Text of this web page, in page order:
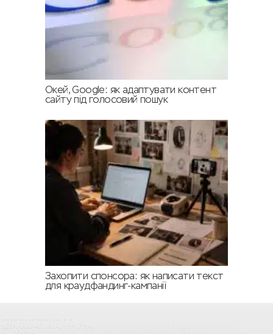
Окей, Google: як адаптувати контент
сайту під голосовий пошук
Захопити спонсора: як написати текст
для краудфандинг-кампанії